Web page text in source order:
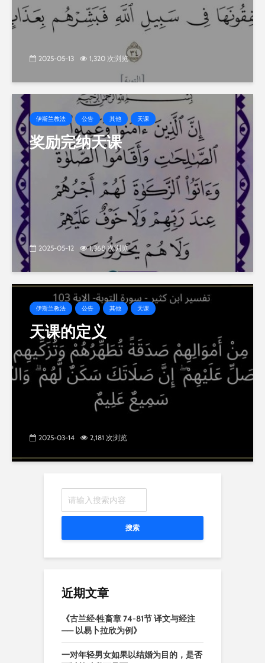
2025-05-13 1,320 次浏览
伊斯兰教法 公告 其他 天课
奖励完纳天课
2025-05-12 1,368 次浏览
伊斯兰教法 公告 其他 天课
天课的定义
2025-03-14 2,181 次浏览
搜索
近期文章
《古兰经·牲畜章 74-81节 译文与经注
—— 以易卜拉欣为例》
一对年轻男女如果以结婚为目的，是否